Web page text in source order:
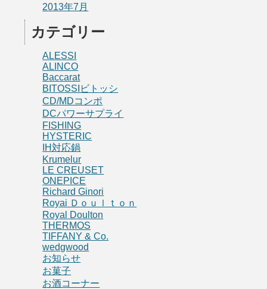
2013年7月
カテゴリー
ALESSI
ALINCO
Baccarat
BITOSSIビトッシ
CD/MDコンポ
DCパワーサプライ
FISHING
HYSTERIC
IH対応鍋
Krumelur
LE CREUSET
ONEPICE
Richard Ginori
Royai Ｄｏｕｌｔｏｎ
Royal Doulton
THERMOS
TIFFANY & Co.
wedgwood
お知らせ
お菓子
お酒コーナー